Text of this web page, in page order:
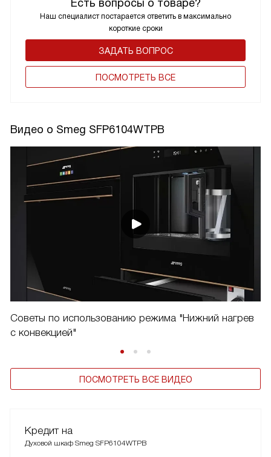
Есть вопросы о товаре?
Наш специалист постарается ответить в максимально
короткие сроки
ЗАДАТЬ ВОПРОС
ПОCМОТРЕТЬ ВСЕ
Видео о Smeg SFP6104WTPB
Советы по использованию режима "Нижний нагрев
с конвекцией"
ПОСМОТРЕТЬ ВСЕ ВИДЕО
Кредит на
Духовой шкаф Smeg SFP6104WTPB